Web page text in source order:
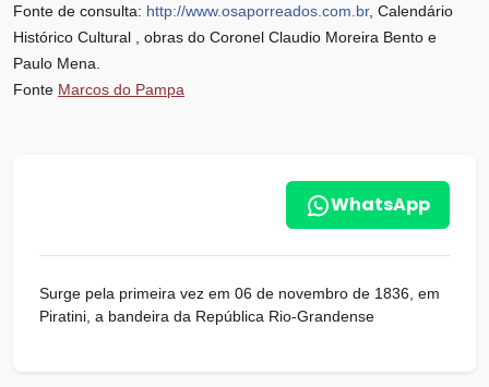
Fonte de consulta: http://www.osaporreados.com.br, Calendário
Histórico Cultural , obras do Coronel Claudio Moreira Bento e
Paulo Mena.
Fonte Marcos do Pampa
WhatsApp
Surge pela primeira vez em 06 de novembro de 1836, em
Piratini, a bandeira da República Rio-Grandense